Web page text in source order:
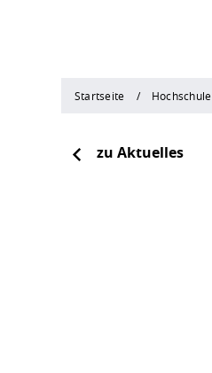
Startseite Hochschule
zu Aktuelles